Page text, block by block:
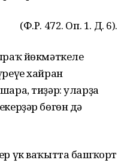
(Ф.Р. 472. Оп. 1. Д. 6).
йөкмәткеле
хайран
тиҙәр: уларҙа
бөгөн дә
үк ваҡытта башҡорт